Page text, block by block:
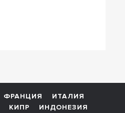
ФРАНЦИЯ
ИТАЛИЯ
КИПР
ИНДОНЕЗИЯ